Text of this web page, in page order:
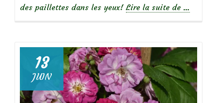
des paillettes dans les yeux! Lire la suite de
Focus
sur
…
13
JUIN